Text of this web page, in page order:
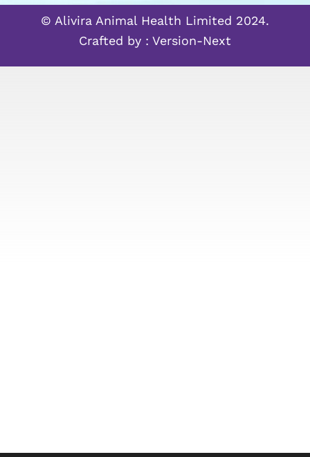
© Alivira Animal Health Limited 2024.
Crafted by : Version-Next